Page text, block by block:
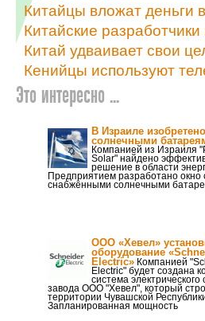
Китайцы вложат деньги
Китайские
Китай удваивает свои
Кенийцы используют
Это интересно ...
В Израиле
солнечными
Компанией из Израиля
Solar" найдено
решение в области
Предприятием разработано окно
снабжёнными солнечными
ООО «Хевел»
оборудование
Electric» Компанией
Electric" будет создана
система
завода ООО "Хевел", который
территории Чувашской
Запланированная мощность